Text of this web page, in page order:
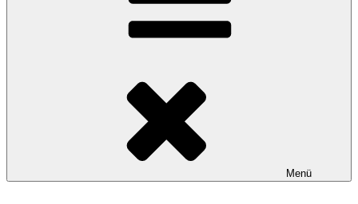
Menü